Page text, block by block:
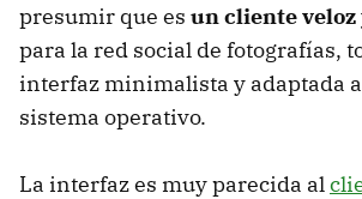
presumir que es un cliente
para la red social de fotografías,
interfaz minimalista y adaptada
sistema operativo.
La interfaz es muy parecida al